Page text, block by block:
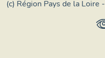
(c) Région Pays de la Loire -